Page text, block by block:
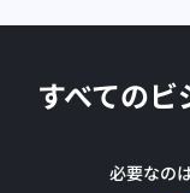
すべての
必要なの